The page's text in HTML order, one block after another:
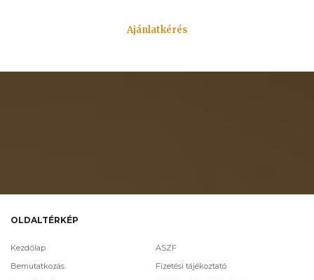
Ajánlatkérés
OLDALTÉRKÉP
Kezdőlap
Bemutatkozás
ASZF
Fizetési tájékoztató